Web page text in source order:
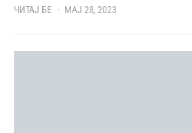
ЧИТАЈ БЕ МАЈ 28, 2023